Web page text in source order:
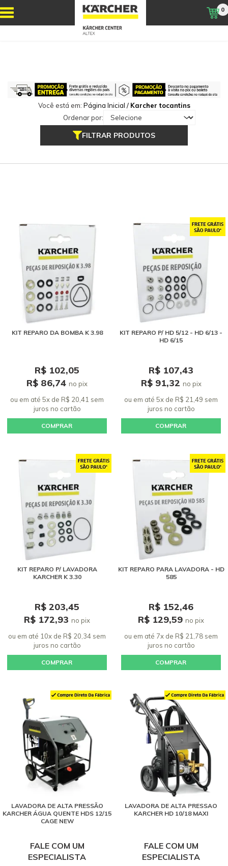
0
Você está em: Página Inicial / Karcher tocantins
Ordenar por:
FILTRAR PRODUTOS
KIT REPARO DA BOMBA K 3.98
R$ 102,05
R$ 86,74 no pix
ou em até 5x de R$ 20,41 sem
juros no cartão
COMPRAR
KIT REPARO P/ HD 5/12 - HD 6/13 -
HD 6/15
R$ 107,43
R$ 91,32 no pix
ou em até 5x de R$ 21,49 sem
juros no cartão
COMPRAR
KIT REPARO P/ LAVADORA
KARCHER K 3.30
R$ 203,45
R$ 172,93 no pix
ou em até 10x de R$ 20,34 sem
juros no cartão
COMPRAR
KIT REPARO PARA LAVADORA - HD
585
R$ 152,46
R$ 129,59 no pix
ou em até 7x de R$ 21,78 sem
juros no cartão
COMPRAR
LAVADORA DE ALTA PRESSÃO
KARCHER ÁGUA QUENTE HDS 12/15
CAGE NEW
FALE COM UM
ESPECIALISTA
LAVADORA DE ALTA PRESSAO
KARCHER HD 10/18 MAXI
FALE COM UM
ESPECIALISTA